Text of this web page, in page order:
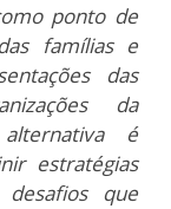
ponto de
famílias e
das
da
é
estratégias
que